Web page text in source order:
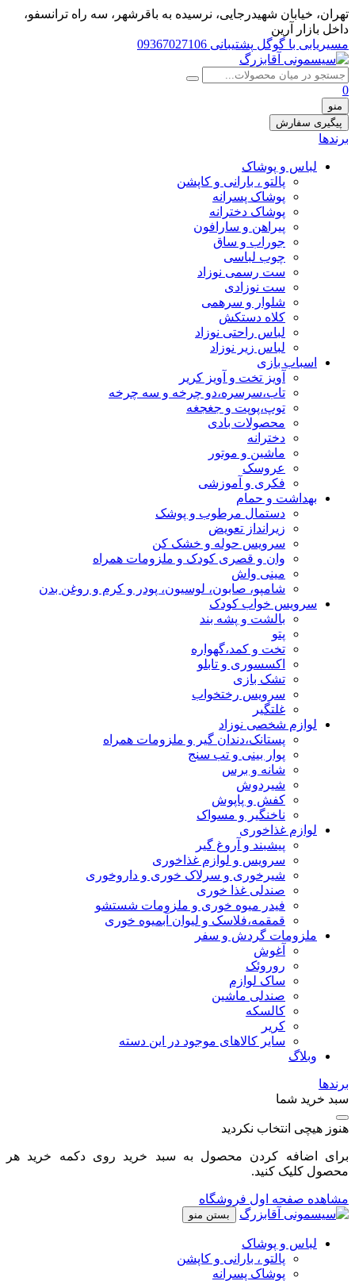
تهران، خيابان شهيدرجايى، نرسیده به باقرشهر، سه راه ترانسفو،
داخل بازار آرین
مسیریابی با گوگل پشتیبانی 09367027106
0
منو
پیگیری سفارش
برندها
لباس و پوشاک
پالتو ، بارانی و کاپشن
پوشاک پسرانه
پوشاک دخترانه
پیراهن و سارافون
جوراب و ساق
چوب لباسی
ست رسمی نوزاد
ست نوزادی
شلوار و سرهمی
کلاه دستکش
لباس راحتی نوزاد
لباس زیر نوزاد
اسباب بازی
آویز تخت و آویز کریر
تاب،سرسره،دو چرخه و سه چرخه
توپ،پوپت و جغجغه
محصولات بادی
دخترانه
ماشین و موتور
عروسک
فکری و آموزشی
بهداشت و حمام
دستمال مرطوب و پوشک
زیرانداز تعویض
سرویس حوله و خشک کن
وان و قصری کودک و ملزومات همراه
مینی واش
شامپو، صابون، لوسیون، پودر و کرم و روغن بدن
سرویس خواب کودک
بالشت و پشه بند
پتو
تخت و کمد،گهواره
اکسسوری و تابلو
تشک بازی
سرویس رختخواب
غلتگیر
لوازم شخصی نوزاد
پستانک،دندان گیر و ملزومات همراه
پوار بینی و تب سنج
شانه و برس
شیردوش
کفش و پاپوش
ناخنگیر و مسواک
لوازم غذاخوری
پیشبند و آروغ گیر
سرویس و لوازم غذاخوری
شیرخوری و سرلاک خوری و داروخوری
صندلی غذا خوری
فیدر میوه خوری و ملزومات شستشو
قمقمه،فلاسک و لیوان آبمیوه خوری
ملزومات گردش و سفر
آغوش
روروئک
ساک لوازم
صندلی ماشین
کالسکه
کریر
سایر کالاهای موجود در این دسته
وبلاگ
برندها
سبد خرید شما
هنوز هیچی انتخاب نکردید
برای اضافه کردن محصول به سبد خرید روی دکمه خرید هر
محصول کلیک کنید.
مشاهده صفحه اول فروشگاه
بستن منو
لباس و پوشاک
پالتو ، بارانی و کاپشن
پوشاک پسرانه